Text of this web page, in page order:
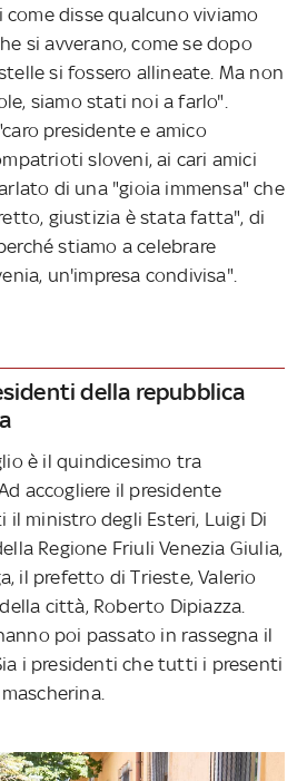
come disse qualcuno viviamo
si avverano, come se dopo
si fossero allineate. Ma non
siamo stati noi a farlo".
presidente e amico
sloveni, ai cari amici
di una "gioia immensa" che
giustizia è stata fatta", di
stiamo a celebrare
un'impresa condivisa".
della repubblica
è il quindicesimo tra
accogliere il presidente
ministro degli Esteri, Luigi Di
Regione Friuli Venezia Giulia,
il prefetto di Trieste, Valerio
città, Roberto Dipiazza.
poi passato in rassegna il
i presidenti che tutti i presenti